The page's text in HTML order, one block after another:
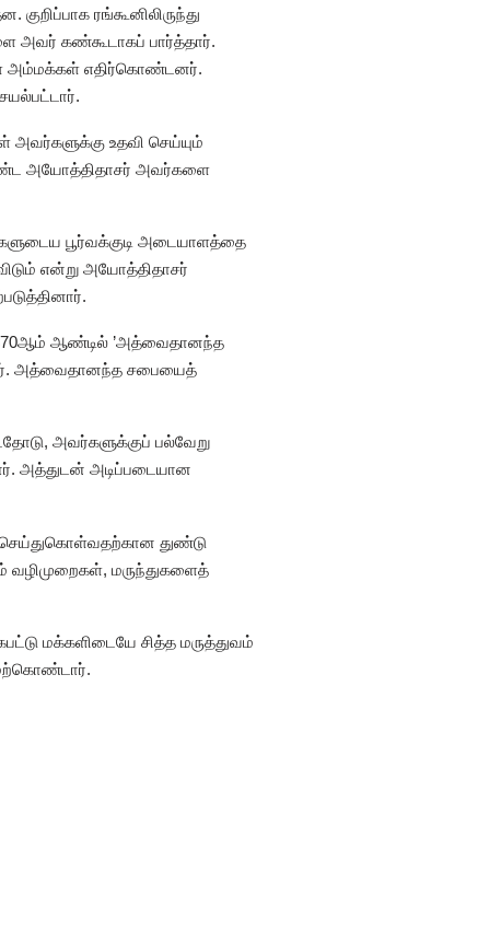
ரங்கூனிலிருந்து
அவர் கண்கூடாகப் பார்த்தார்.
அம்மக்கள் எதிர்கொண்டனர்.
உதவி செய்யும்
அயோத்திதாசர் அவர்களை
பூர்வக்குடி அடையாளத்தை
என்று அயோத்திதாசர்
ஆண்டில் ’அத்வைதானந்த
அத்வைதானந்த சபையைத்
அவர்களுக்குப் பல்வேறு
அத்துடன் அடிப்படையான
செய்துகொள்வதற்கான துண்டு
வழிமுறைகள், மருந்துகளைத்
மக்களிடையே சித்த மருத்துவம்